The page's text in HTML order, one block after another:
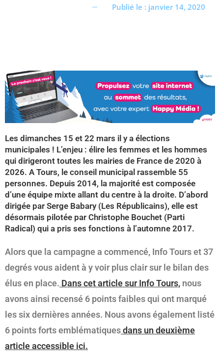
Publié le : janvier 14, 2020
Les dimanches 15 et 22 mars il y a élections
municipales ! L’enjeu : élire les femmes et les hommes
qui dirigeront toutes les mairies de France de 2020 à
2026. A Tours, le conseil municipal rassemble 55
personnes. Depuis 2014, la majorité est composée
d’une équipe mixte allant du centre à la droite. D’abord
dirigée par Serge Babary (Les Républicains), elle est
désormais pilotée par Christophe Bouchet (Parti
Radical) qui a pris ses fonctions à l’automne 2017.
Alors que la campagne a commencé, Info Tours et 37
degrés vous aident à y voir plus clair sur le bilan des
élus en place. Dans cet article sur Info Tours, nous
avons ainsi recensé 6 points faibles qui ont marqué
les six dernières années. Nous avons également listé
6 points forts emblématiquesdans un deuxième
article accessible ici.